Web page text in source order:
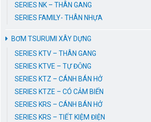
SERIES NK – THÂN GANG
SERIES FAMILY- THÂN NHỰA
BƠM TSURUMI XÂY DỰNG
SERIES KTV – THÂN GANG
SERIES KTVE – TỰ ĐỘNG
SERIES KTZ – CÁNH BÁN HỞ
SERIES KTZE – CÓ CẢM BIẾN
SERIES KRS – CÁNH BÁN HỞ
SERIES KRS – TIẾT KIỆM ĐIỆN